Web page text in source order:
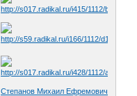
Степанов Михаил Ефремович